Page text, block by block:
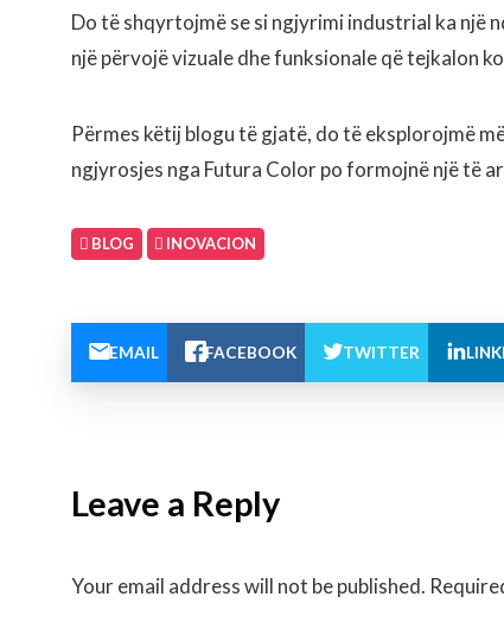
Do të shqyrtojmë se si ngjyrimi industrial ka një
një përvojë vizuale dhe funksionale që tejkalon
Përmes këtij blogu të gjatë, do të eksplorojmë
ngjyrosjes nga Futura Color po formojnë një të
BLOG INOVACION
EMAIL FACEBOOK TWITTER
Leave a Reply
Your email address will not be published.